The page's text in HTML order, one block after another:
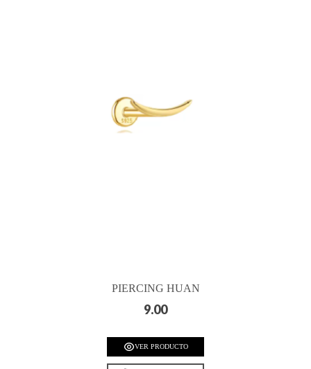
PIERCING HUAN
9.00
VER PRODUCTO